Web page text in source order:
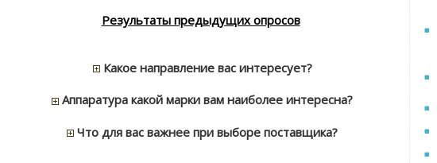
Результаты предыдущих опросов
Какое направление вас интересует?
Аппаратура какой марки вам наиболее интересна?
Что для вас важнее при выборе поставщика?